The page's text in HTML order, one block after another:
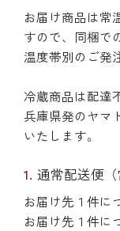
お届け商品は常
すので、同梱で
温度帯別のご発
冷蔵商品は配達
兵庫県発のヤマ
いたします。
通常配送便（
お届け先１件に
お届け先１件に